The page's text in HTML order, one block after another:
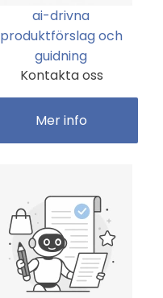
ai-drivna
produktförslag och
guidning
Kontakta oss
Mer info